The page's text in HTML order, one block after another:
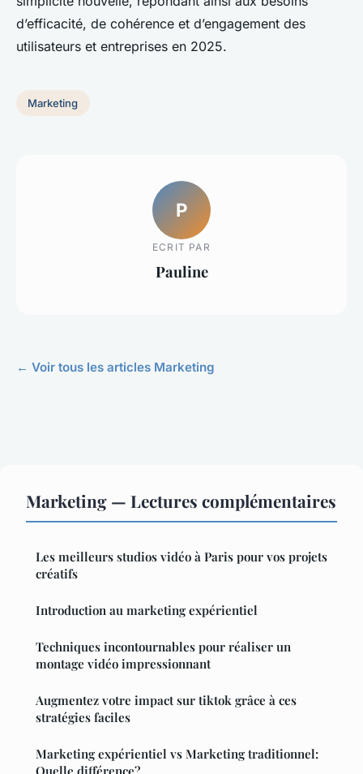
d’efficacité, de cohérence et d’engagement des
utilisateurs et entreprises en 2025.
Marketing
P
ECRIT PAR
Pauline
← Voir tous les articles Marketing
Marketing — Lectures complémentaires
Les meilleurs studios vidéo à Paris pour vos projets
créatifs
Introduction au marketing expérientiel
Techniques incontournables pour réaliser un
montage vidéo impressionnant
Augmentez votre impact sur tiktok grâce à ces
stratégies faciles
Marketing expérientiel vs Marketing traditionnel: